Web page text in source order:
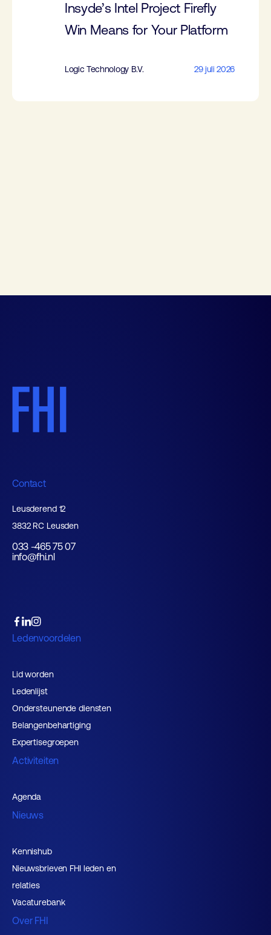
Insyde’s Intel Project Firefly
Win Means for Your Platform
Logic Technology B.V. 29 juli 2026
Contact
Leusderend 12
3832 RC Leusden
033 -465 75 07
info@fhi.nl
Ledenvoordelen
Lid worden
Ledenlijst
Ondersteunende diensten
Belangenbehartiging
Expertisegroepen
Activiteiten
Agenda
Nieuws
Kennishub
Nieuwsbrieven FHI leden en
relaties
Vacaturebank
Over FHI